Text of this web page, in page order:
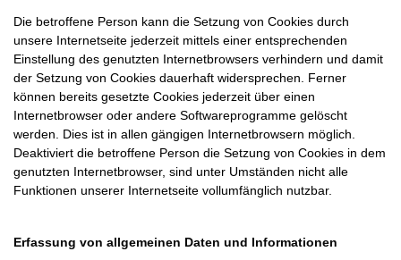
Die betroffene Person kann die Setzung von Cookies durch
unsere Internetseite jederzeit mittels einer entsprechenden
Einstellung des genutzten Internetbrowsers verhindern und damit
der Setzung von Cookies dauerhaft widersprechen. Ferner
können bereits gesetzte Cookies jederzeit über einen
Internetbrowser oder andere Softwareprogramme gelöscht
werden. Dies ist in allen gängigen Internetbrowsern möglich.
Deaktiviert die betroffene Person die Setzung von Cookies in dem
genutzten Internetbrowser, sind unter Umständen nicht alle
Funktionen unserer Internetseite vollumfänglich nutzbar.
Erfassung von allgemeinen Daten und Informationen